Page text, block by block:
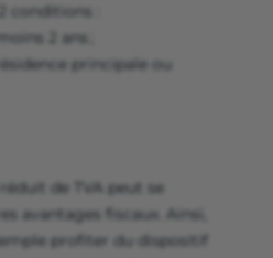
:
2 ans ;
principale ou
de TVA peut se
avantages fiscaux. Ainsi,
profiter du dispositif